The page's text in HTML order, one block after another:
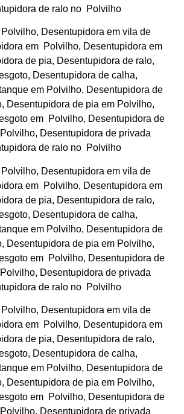
de ralo no Polvilho
Desentupidora em vila de
em Polvilho, Desentupidora em
de pia, Desentupidora de ralo,
Desentupidora de calha,
em Polvilho, Desentupidora de
Desentupidora de pia em Polvilho,
em Polvilho, Desentupidora de
Desentupidora de privada
de ralo no Polvilho
Desentupidora em vila de
em Polvilho, Desentupidora em
de pia, Desentupidora de ralo,
Desentupidora de calha,
em Polvilho, Desentupidora de
Desentupidora de pia em Polvilho,
em Polvilho, Desentupidora de
Desentupidora de privada
de ralo no Polvilho
Desentupidora em vila de
em Polvilho, Desentupidora em
de pia, Desentupidora de ralo,
Desentupidora de calha,
em Polvilho, Desentupidora de
Desentupidora de pia em Polvilho,
em Polvilho, Desentupidora de
Desentupidora de privada